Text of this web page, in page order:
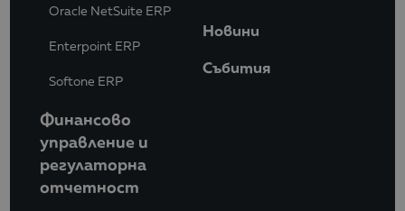
Oracle NetSuite ERP
Enterpoint ERP
Softone ERP
Финансово
управление и
регулаторна
отчетност
Новини
Събития